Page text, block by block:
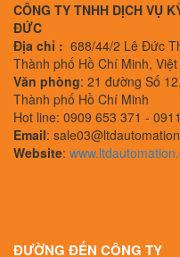
CÔNG TY TNHH DỊCH VỤ
ĐỨC
Địa chỉ : 688/44/2 Lê Đức
Thành phố Hồ Chí Minh, Việt
Văn phòng: 21 đường Số
Thành phố Hồ Chí Minh
Hot line: 0909 653 371 -
Email:
Website:
ĐƯỜNG ĐẾN CÔNG TY